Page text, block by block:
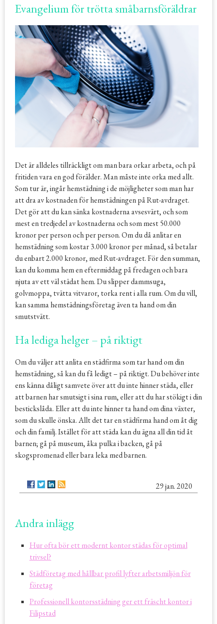
Evangelium för trötta småbarnsföräldrar
Det är alldeles tillräckligt om man bara orkar arbeta, och på
fritiden vara en god förälder. Man måste inte orka med allt.
Som tur är, ingår hemstädning i de möjligheter som man har
att dra av kostnaden för hemstädningen på Rut-avdraget.
Det gör att du kan sänka kostnaderna avsesvärt, och som
mest en tredjedel av kostnaderna och som mest 50.000
kronor per person och per person. Om du då anlitar en
hemstädning som kostar 3.000 kronor per månad, så betalar
du enbart 2.000 kronor, med Rut-avdraget. För den summan,
kan du komma hem en eftermiddag på fredagen och bara
njuta av ett väl städat hem. Du slipper dammsuga,
golvmoppa, tvätta vitvaror, torka rent i alla rum. Om du vill,
kan samma hemstädningsföretag även ta hand om din
smutstvätt.
Ha lediga helger – på riktigt
Om du väljer att anlita en städfirma som tar hand om din
hemstädning, så kan du få ledigt – på riktigt. Du behöver inte
ens känna dåligt samvete över att du inte hinner städa, eller
att barnen har smutsigt i sina rum, eller att du har stökigt i din
bestickslåda. Eller att du inte hinner ta hand om dina växter,
som du skulle önska. Allt det tar en städfirma hand om åt dig
och din familj. Istället för att städa kan du ägna all din tid åt
barnen; gå på museum, åka pulka i backen, gå på
skogspromenad eller bara leka med barnen.
29 jan. 2020
Andra inlägg
Hur ofta bör ett modernt kontor städas för optimal
trivsel?
Städföretag med hållbar profil lyfter arbetsmiljön för
företag
Professionell kontorsstädning ger ett fräscht kontor i
Filipstad